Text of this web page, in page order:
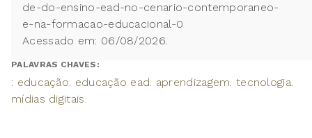
de-do-ensino-ead-no-cenario-contemporaneo-
e-na-formacao-educacional-0
Acessado em: 06/08/2026.
PALAVRAS CHAVES:
: educação. educação ead. aprendizagem. tecnologia.
mídias digitais.